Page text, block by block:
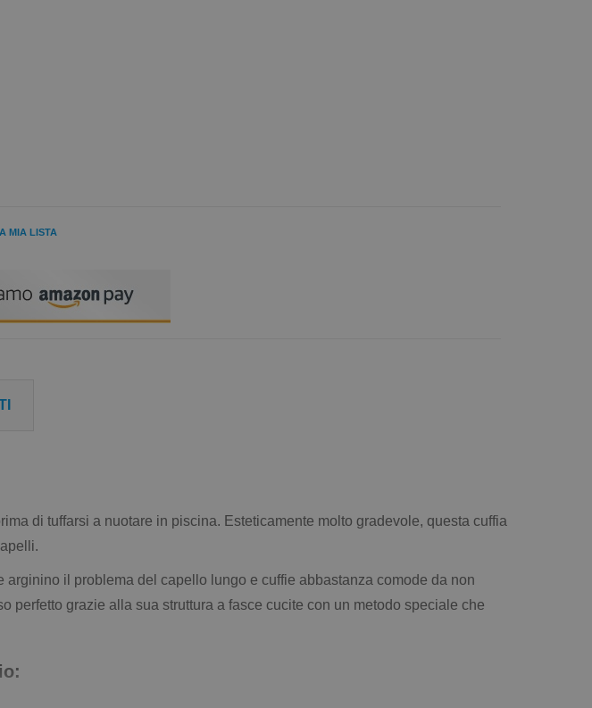
MIA LISTA
di tuffarsi a nuotare in piscina. Esteticamente molto gradevole, questa cuffia
il problema del capello lungo e cuffie abbastanza comode da non
perfetto grazie alla sua struttura a fasce cucite con un metodo speciale che